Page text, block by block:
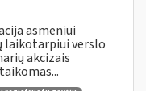
asmeniui
laikotarpiui verslo
akcizais